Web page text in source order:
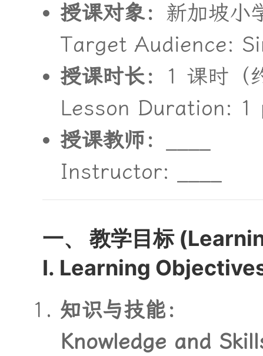
授课对象： 新加坡小
Target Audience:
授课时长： 1 课时 （
Lesson Duration: 1
授课教师：
Instructor: ____
一、 教学目标 (Learni
I. Learning
知识与技能：
Knowledge and